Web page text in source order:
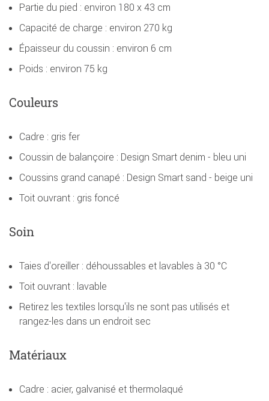
Partie du pied : environ 180 x 43 cm
Capacité de charge : environ 270 kg
Épaisseur du coussin : environ 6 cm
Poids : environ 75 kg
Couleurs
Cadre : gris fer
Coussin de balançoire : Design Smart denim - bleu uni
Coussins grand canapé : Design Smart sand - beige uni
Toit ouvrant : gris foncé
Soin
Taies d'oreiller : déhoussables et lavables à 30 °C
Toit ouvrant : lavable
Retirez les textiles lorsqu'ils ne sont pas utilisés et
rangez-les dans un endroit sec
Matériaux
Cadre : acier, galvanisé et thermolaqué